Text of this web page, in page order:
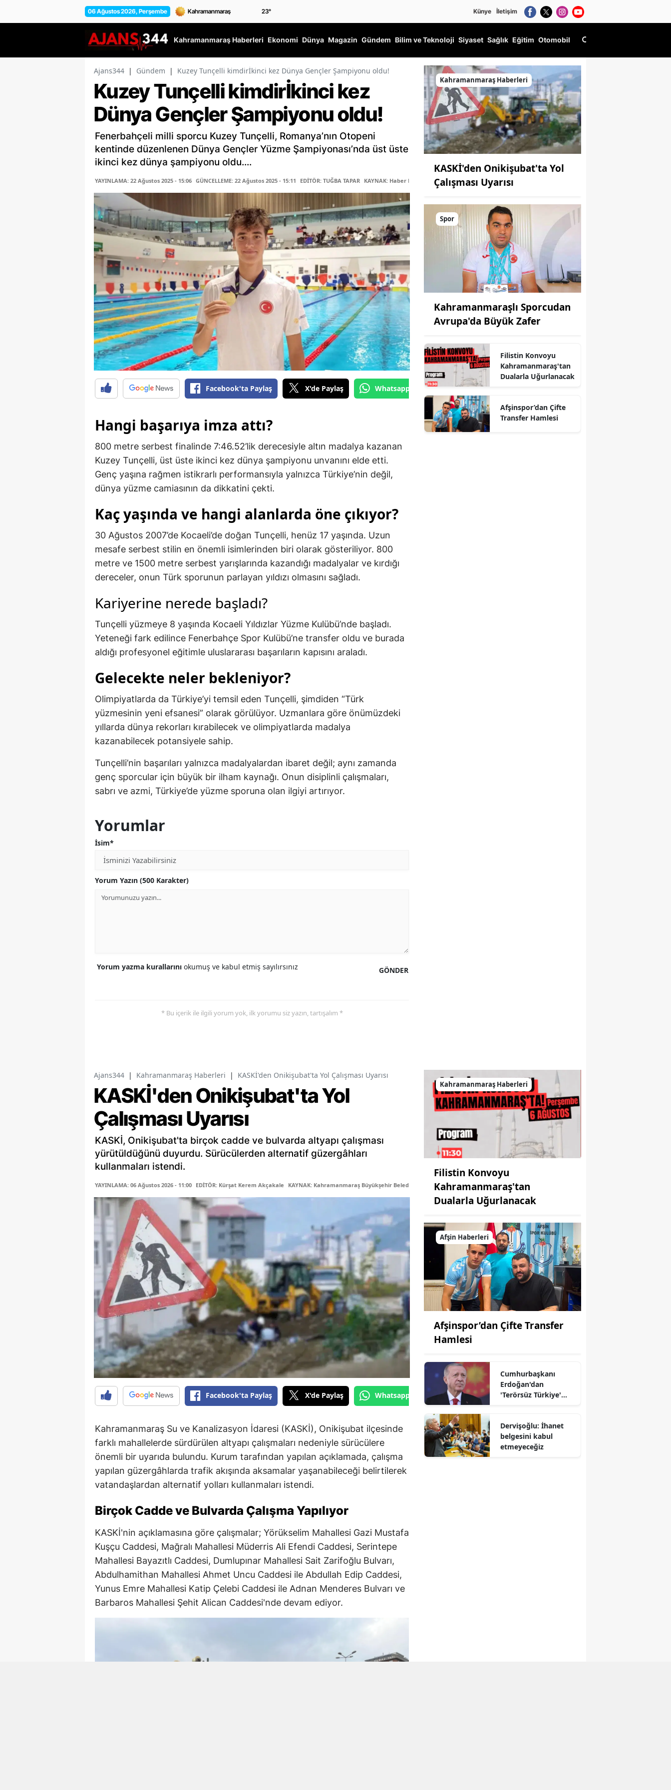
06 Ağustos 2026, Perşembe 23° Künye İletişim
Kahramanmaraş Haberleri Ekonomi Dünya Magazin Gündem Bilim ve Teknoloji Siyaset Sağlık Eğitim Otomobil
Ajans344 | Gündem | Kuzey Tunçelli kimdirİkinci kez Dünya Gençler Şampiyonu oldu!
Kuzey Tunçelli kimdirİkinci kez
Dünya Gençler Şampiyonu oldu!
Fenerbahçeli milli sporcu Kuzey Tunçelli, Romanya’nın Otopeni
kentinde düzenlenen Dünya Gençler Yüzme Şampiyonası’nda üst üste
ikinci kez dünya şampiyonu oldu....
YAYINLAMA: 22 Ağustos 2025 - 15:06 GÜNCELLEME: 22 Ağustos 2025 - 15:11 EDİTÖR: TUĞBA TAPAR KAYNAK: Haber Merkezi
Facebook'ta Paylaş X'de Paylaş Whatsapp'tan Gönder
Hangi başarıya imza attı?
800 metre serbest finalinde 7:46.52’lik derecesiyle altın madalya kazanan
Kuzey Tunçelli, üst üste ikinci kez dünya şampiyonu unvanını elde etti.
Genç yaşına rağmen istikrarlı performansıyla yalnızca Türkiye’nin değil,
dünya yüzme camiasının da dikkatini çekti.
Kaç yaşında ve hangi alanlarda öne çıkıyor?
30 Ağustos 2007’de Kocaeli’de doğan Tunçelli, henüz 17 yaşında. Uzun
mesafe serbest stilin en önemli isimlerinden biri olarak gösteriliyor. 800
metre ve 1500 metre serbest yarışlarında kazandığı madalyalar ve kırdığı
dereceler, onun Türk sporunun parlayan yıldızı olmasını sağladı.
Kariyerine nerede başladı?
Tunçelli yüzmeye 8 yaşında Kocaeli Yıldızlar Yüzme Kulübü’nde başladı.
Yeteneği fark edilince Fenerbahçe Spor Kulübü’ne transfer oldu ve burada
aldığı profesyonel eğitimle uluslararası başarıların kapısını araladı.
Gelecekte neler bekleniyor?
Olimpiyatlarda da Türkiye’yi temsil eden Tunçelli, şimdiden “Türk
yüzmesinin yeni efsanesi” olarak görülüyor. Uzmanlara göre önümüzdeki
yıllarda dünya rekorları kırabilecek ve olimpiyatlarda madalya
kazanabilecek potansiyele sahip.
Tunçelli’nin başarıları yalnızca madalyalardan ibaret değil; aynı zamanda
genç sporcular için büyük bir ilham kaynağı. Onun disiplinli çalışmaları,
sabrı ve azmi, Türkiye’de yüzme sporuna olan ilgiyi artırıyor.
Yorumlar
İsim*
Yorum Yazın (500 Karakter)
GÖNDER
Yorum yazma kurallarını okumuş ve kabul etmiş sayılırsınız
* Bu içerik ile ilgili yorum yok, ilk yorumu siz yazın, tartışalım *
Kahramanmaraş Haberleri
KASKİ'den Onikişubat'ta Yol
Çalışması Uyarısı
Spor
Kahramanmaraşlı Sporcudan
Avrupa'da Büyük Zafer
Filistin Konvoyu
Kahramanmaraş'tan
Dualarla Uğurlanacak
Afşinspor’dan Çifte
Transfer Hamlesi
Ajans344 | Kahramanmaraş Haberleri | KASKİ'den Onikişubat'ta Yol Çalışması Uyarısı
KASKİ'den Onikişubat'ta Yol
Çalışması Uyarısı
KASKİ, Onikişubat'ta birçok cadde ve bulvarda altyapı çalışması
yürütüldüğünü duyurdu. Sürücülerden alternatif güzergâhları
kullanmaları istendi.
YAYINLAMA: 06 Ağustos 2026 - 11:00 EDİTÖR: Kürşat Kerem Akçakale KAYNAK: Kahramanmaraş Büyükşehir Belediyesi
Facebook'ta Paylaş X'de Paylaş Whatsapp'tan Gönder
Kahramanmaraş Su ve Kanalizasyon İdaresi (KASKİ), Onikişubat ilçesinde
farklı mahallelerde sürdürülen altyapı çalışmaları nedeniyle sürücülere
önemli bir uyarıda bulundu. Kurum tarafından yapılan açıklamada, çalışma
yapılan güzergâhlarda trafik akışında aksamalar yaşanabileceği belirtilerek
vatandaşlardan alternatif yolları kullanmaları istendi.
Birçok Cadde ve Bulvarda Çalışma Yapılıyor
KASKİ'nin açıklamasına göre çalışmalar; Yörükselim Mahallesi Gazi Mustafa
Kuşçu Caddesi, Mağralı Mahallesi Müderris Ali Efendi Caddesi, Serintepe
Mahallesi Bayazıtlı Caddesi, Dumlupınar Mahallesi Sait Zarifoğlu Bulvarı,
Abdulhamithan Mahallesi Ahmet Uncu Caddesi ile Abdullah Edip Caddesi,
Yunus Emre Mahallesi Katip Çelebi Caddesi ile Adnan Menderes Bulvarı ve
Barbaros Mahallesi Şehit Alican Caddesi'nde devam ediyor.
Kahramanmaraş Haberleri
Filistin Konvoyu
Kahramanmaraş'tan
Dualarla Uğurlanacak
Afşin Haberleri
Afşinspor’dan Çifte Transfer
Hamlesi
Cumhurbaşkanı
Erdoğan'dan
'Terörsüz Türkiye'
Dervişoğlu: İhanet
belgesini kabul
etmeyeceğiz